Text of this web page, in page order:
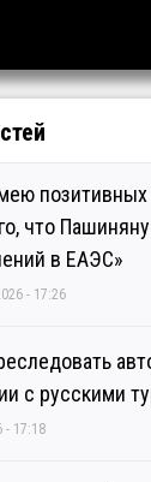
позитивных
что
в ЕАЭС»
- 17:26
с русскими
- 17:18